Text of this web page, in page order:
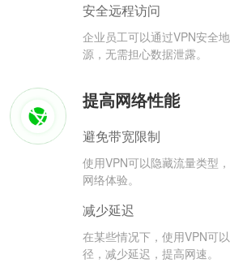
安全远程访问
企业员工可以通过VPN安全
源，无需担心数据泄露。
提高网络性能
避免带宽限制
使用VPN可以隐藏流量类型
网络体验。
减少延迟
在某些情况下，使用VPN可
径，减少延迟，提高网速。